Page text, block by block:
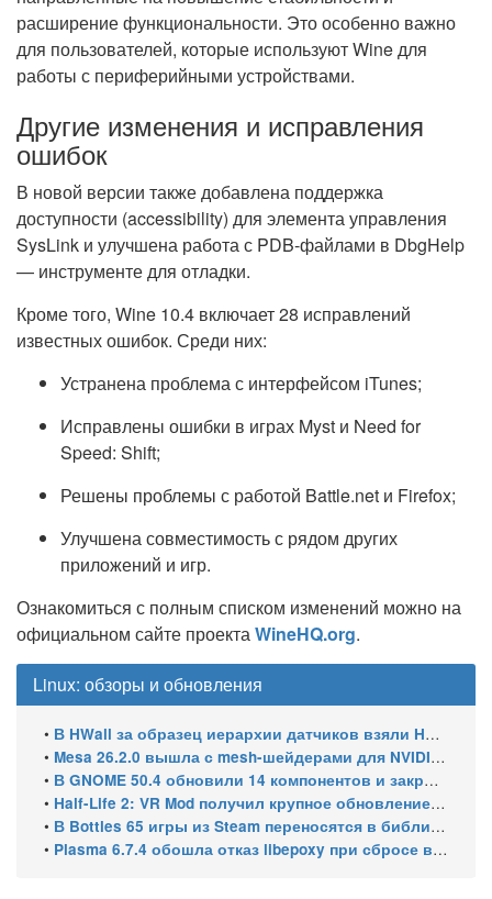
расширение функциональности. Это особенно важно
для пользователей, которые используют Wine для
работы с периферийными устройствами.
Другие изменения и исправления
ошибок
В новой версии также добавлена поддержка
доступности (accessibility) для элемента управления
SysLink и улучшена работа с PDB-файлами в DbgHelp
— инструменте для отладки.
Кроме того, Wine 10.4 включает 28 исправлений
известных ошибок. Среди них:
Устранена проблема с интерфейсом iTunes;
Исправлены ошибки в играх Myst и Need for
Speed: Shift;
Решены проблемы с работой Battle.net и Firefox;
Улучшена совместимость с рядом других
приложений и игр.
Ознакомиться с полным списком изменений можно на
официальном сайте проектаWineHQ.org.
Linux: обзоры и обновления
• В HWall за образец иерархии датчиков взяли HWiNFO64 из Windows
• Mesa 26.2.0 вышла с mesh-шейдерами для NVIDIA, OpenCL 3.1 и исправлениями для игр
• В GNOME 50.4 обновили 14 компонентов и закрыли уязвимости GDM
• Half-Life 2: VR Mod получил крупное обновление и статус Steam Frame Verified
• В Bottles 65 игры из Steam переносятся в библиотеку автоматически
• Plasma 6.7.4 обошла отказ libepoxy при сбросе видеокарты